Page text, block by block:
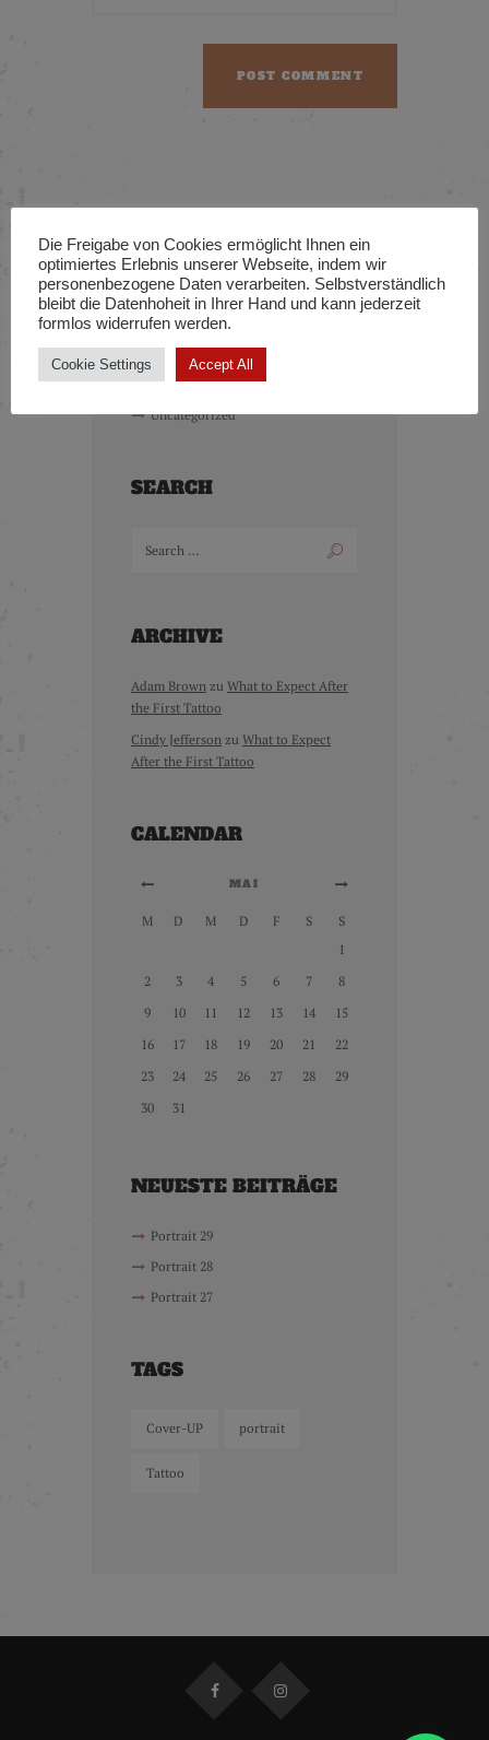
KATEGORIEN
Cover-UP
Portraits
Uncategorized
SEARCH
ARCHIVE
Adam Brown zu What to Expect After
the First Tattoo
Cindy Jefferson zu What to Expect
After the First Tattoo
CALENDAR
MAI
M D M D F S
S
1
2
3 4 5 6 7
8
9
10 11 12 13 14
15
16
17 18 19 20 21
22
23
24 25 26 27 28
29
30
31
NEUESTE BEITRÄGE
Portrait 29
Portrait 28
Portrait 27
TAGS
Cover-UP portrait
Tattoo
Die Freigabe von Cookies ermöglicht Ihnen ein
optimiertes Erlebnis unserer Webseite, indem wir
personenbezogene Daten verarbeiten. Selbstverständlich
bleibt die Datenhoheit in Ihrer Hand und kann jederzeit
formlos widerrufen werden.
Cookie Settings Accept All